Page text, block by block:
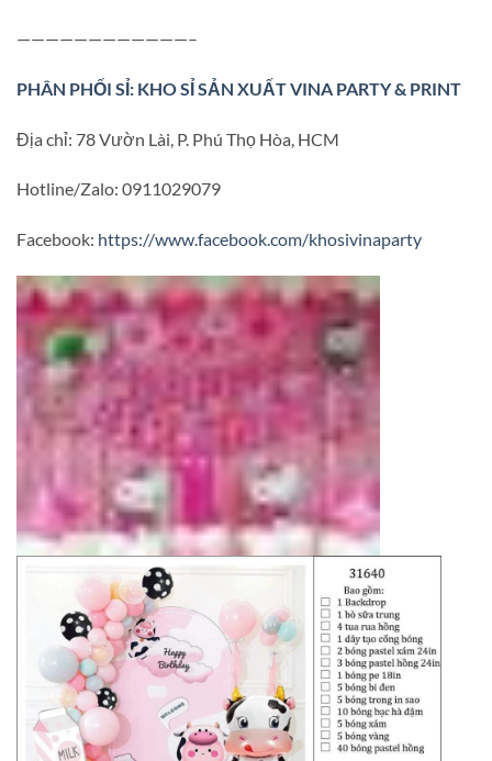
————————————–
PHÂN PHỐI SỈ: KHO SỈ SẢN XUẤT VINA PARTY & PRINT
Địa chỉ: 78 Vườn Lài, P. Phú Thọ Hòa, HCM
Hotline/Zalo: 0911029079
Facebook: https://www.facebook.com/khosivinaparty